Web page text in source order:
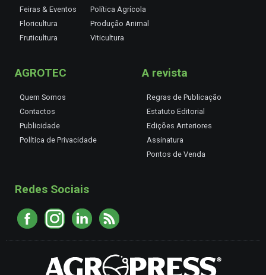
Feiras & Eventos
Floricultura
Fruticultura
Política Agrícola
Produção Animal
Viticultura
AGROTEC
Quem Somos
Contactos
Publicidade
Política de Privacidade
A revista
Regras de Publicação
Estatuto Editorial
Edições Anteriores
Assinatura
Pontos de Venda
Redes Sociais